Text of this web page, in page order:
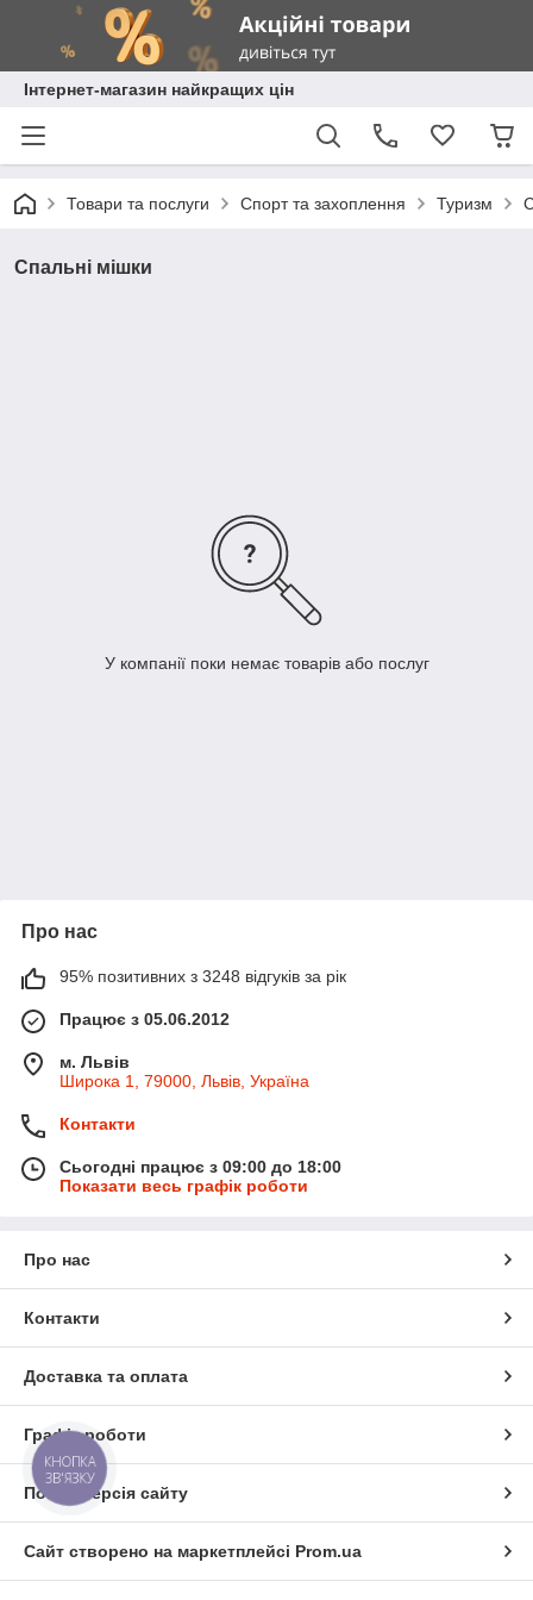
Інтернет-магазин найкращих цін
Товари та послуги Спорт та захоплення Туризм
Спальні мішки
У компанії поки немає товарів або послуг
Про нас
95% позитивних з 3248 відгуків за рік
Працює з 05.06.2012
м. Львів
Широка 1, 79000, Львів, Україна
Контакти
Сьогодні працює з 09:00 до 18:00
Показати весь графік роботи
Про нас
Контакти
Доставка та оплата
Графік роботи
Повна версія сайту
Сайт створено на маркетплейсі Prom.ua
КНОПКА
ЗВ'ЯЗКУ